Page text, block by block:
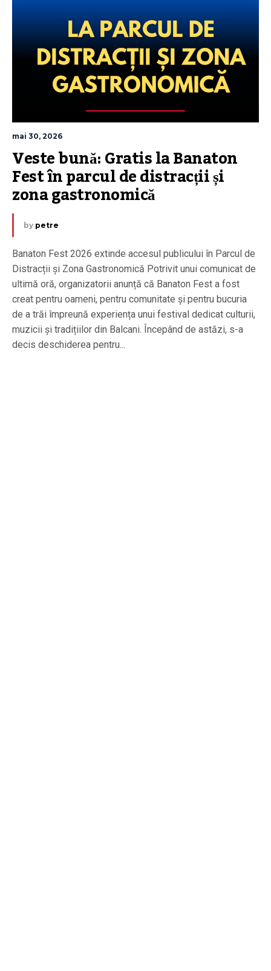
mai 30, 2026
Veste bună: Gratis la Banaton
Fest în parcul de distracții și
zona gastronomică
by petre
Banaton Fest 2026 extinde accesul publicului în Parcul de
Distracții și Zona Gastronomică Potrivit unui comunicat de
ultimă oră, organizatorii anunță că Banaton Fest a fost
creat pentru oameni, pentru comunitate și pentru bucuria
de a trăi împreună experiența unui festival dedicat culturii,
muzicii și tradițiilor din Balcani. Începând de astăzi, s-a
decis deschiderea pentru...